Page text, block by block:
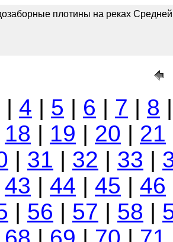
плотины на реках
| 4 | 5 | 6 | 7 | 8
18 | 19 | 20 | 21
| 31 | 32 | 33 |
43 | 44 | 45 | 46
| 56 | 57 | 58 |